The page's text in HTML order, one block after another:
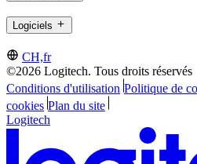
Logiciels
CH,fr
©2026 Logitech. Tous droits réservés
Conditions d'utilisation Politique de
cookies Plan du site
Logitech